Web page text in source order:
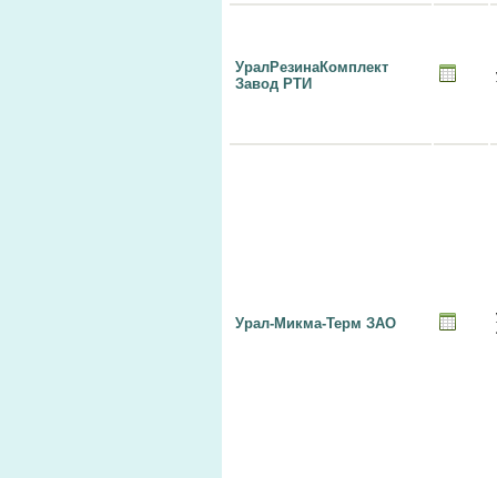
УралРезинаКомплект
Завод РТИ
Урал-Микма-Терм ЗАО